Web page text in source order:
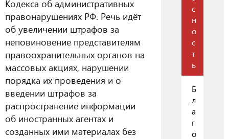
Кодекса об административных
правонарушениях РФ. Речь идёт
об увеличении штрафов за
неповиновение представителям
правоохранительных органов на
массовых акциях, нарушении
порядка их проведения и о
введении штрафов за
распространение информации
об иностранных агентах и
созданных ими материалах без
с
н
о
с
т
ь
Б
л
а
г
о